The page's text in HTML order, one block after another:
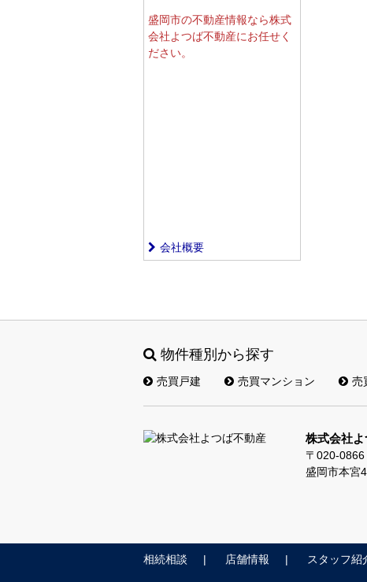
盛岡市の不動産情報なら株式
会社よつば不動産にお任せく
ださい。
会社概要
物件種別から探す
売買戸建 売買マンション 売
株式会社
〒020-0866
盛岡市本宮
相続相談 店舗情報 スタッフ紹